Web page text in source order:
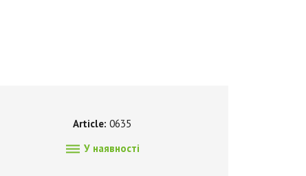
Article: 0635
 У наявності